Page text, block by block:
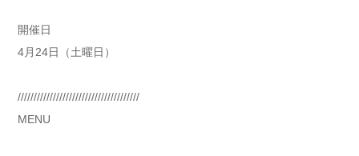
開催日
4月24日（土曜日）
//////////////////////////////////////
MENU